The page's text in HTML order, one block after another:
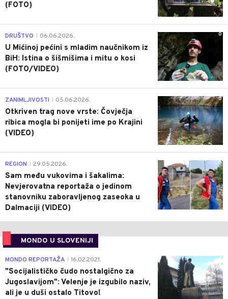
(FOTO)
0
DRUŠTVO 06.06.2026.
U Mićinoj pećini s mladim naučnikom iz
BiH: Istina o šišmišima i mitu o kosi
(FOTO/VIDEO)
0
ZANIMLJIVOSTI 05.06.2026.
Otkriven trag nove vrste: Čovječja
ribica mogla bi ponijeti ime po Krajini
(VIDEO)
0
REGION 29.05.2026.
Sam među vukovima i šakalima:
Nevjerovatna reportaža o jedinom
stanovniku zaboravljenog zaseoka u
Dalmaciji (VIDEO)
MONDO U SLOVENIJI
4
MONDO REPORTAŽA 16.02.2021.
"Socijalističko čudo nostalgično za
Jugoslavijom": Velenje je izgubilo naziv,
ali je u duši ostalo Titovo!